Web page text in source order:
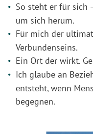
So steht er für sich
um sich herum.
Für mich der
Verbundenseins.
Ein Ort der wirkt.
Ich glaube an
entsteht, wenn
begegnen.